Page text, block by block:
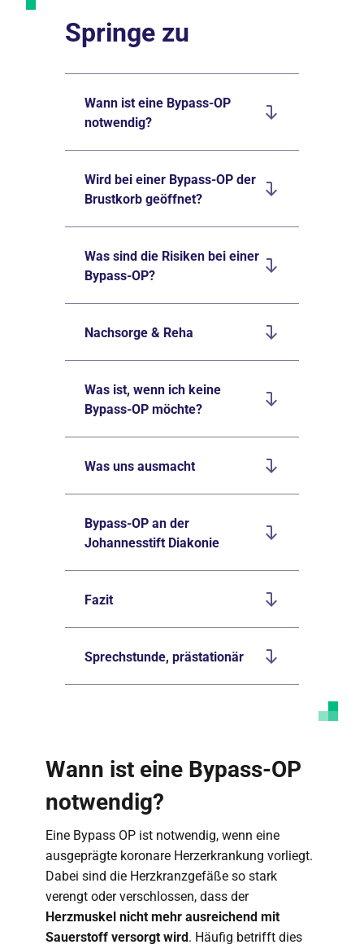
Springe zu
Wann ist eine Bypass-OP
notwendig?
Wird bei einer Bypass-OP der
Brustkorb geöffnet?
Was sind die Risiken bei einer
Bypass-OP?
Nachsorge & Reha
Was ist, wenn ich keine
Bypass-OP möchte?
Was uns ausmacht
Bypass-OP an der
Johannesstift Diakonie
Fazit
Sprechstunde, prästationär
Wann ist eine Bypass-OP
notwendig?
Eine Bypass OP ist notwendig, wenn eine
ausgeprägte koronare Herzerkrankung vorliegt.
Dabei sind die Herzkranzgefäße so stark
verengt oder verschlossen, dass der
Herzmuskel nicht mehr ausreichend mit
Sauerstoff versorgt wird. Häufig betrifft dies